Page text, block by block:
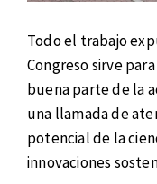
Todo el trabajo
Congreso sirve
buena parte de la
una llamada de
potencial de la
innovaciones